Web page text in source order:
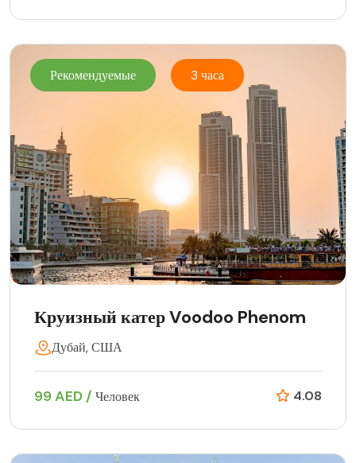
Рекомендуемые 3 часа
Круизный катер Voodoo Phenom
Дубай, США
99 AED / Человек 4.08